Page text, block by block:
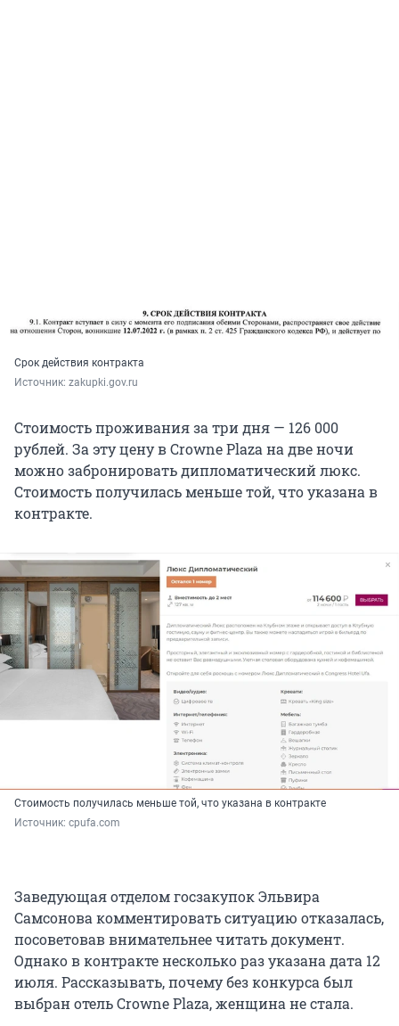
Срок действия контракта
Источник: zakupki.gov.ru
Стоимость проживания за три дня — 126 000
рублей. За эту цену в Crowne Plaza на две ночи
можно забронировать дипломатический люкс.
Стоимость получилась меньше той, что указана в
контракте.
Стоимость получилась меньше той, что указана в контракте
Источник: cpufa.com
Заведующая отделом госзакупок Эльвира
Самсонова комментировать ситуацию отказалась,
посоветовав внимательнее читать документ.
Однако в контракте несколько раз указана дата 12
июля. Рассказывать, почему без конкурса был
выбран отель Crowne Plaza, женщина не стала.